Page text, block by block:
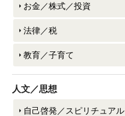
お金／株式／投資
法律／税
教育／子育て
人文／思想
自己啓発／スピリチュアル